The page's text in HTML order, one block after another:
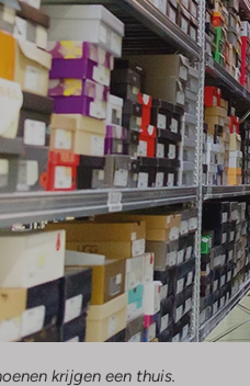
krijgen een thuis.